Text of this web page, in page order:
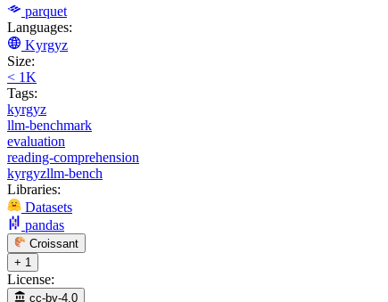
parquet
Languages:
Kyrgyz
Size:
< 1K
Tags:
kyrgyz
llm-benchmark
evaluation
reading-comprehension
kyrgyzllm-bench
Libraries:
Datasets
pandas
Croissant
+ 1
License:
cc-by-4.0